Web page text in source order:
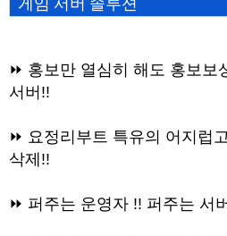
⏩ 홍보만 열심히 해도 홍보보
서버!!
⏩ 요정리부트 특유의 어지럽
삭제!!
⏩ 퍼주는 운영자 !! 퍼주는 서